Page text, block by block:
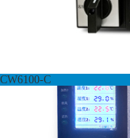
CW6100-C